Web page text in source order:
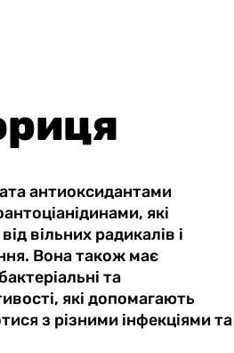
антиоксидантами
які
вільних радикалів і
Вона також має
та
які допомагають
з різними інфекціями та